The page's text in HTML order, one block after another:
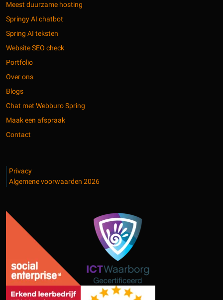
Meest duurzame hosting
Springy AI chatbot
Spring AI teksten
Website SEO check
Portfolio
Over ons
Blogs
Chat met Webburo Spring
Maak een afspraak
Contact
Privacy
Algemene voorwaarden 2026